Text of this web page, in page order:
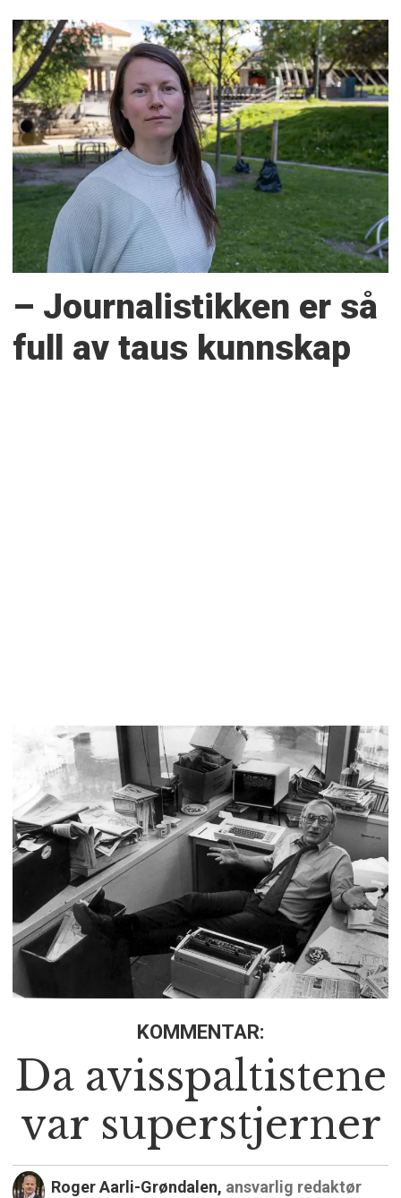
– Journalistikken er så
full av taus kunnskap
KOMMENTAR:
Da avisspaltistene
var superstjerner
Roger Aarli-Grøndalen, ansvarlig redaktør